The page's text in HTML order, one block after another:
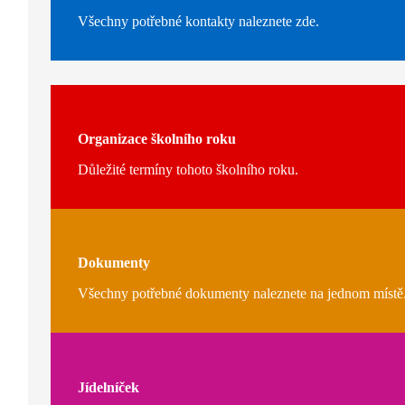
Všechny potřebné kontakty naleznete zde.
Organizace školního roku
Důležité termíny tohoto školního roku.
Dokumenty
Všechny potřebné dokumenty naleznete na jednom
Jídelníček